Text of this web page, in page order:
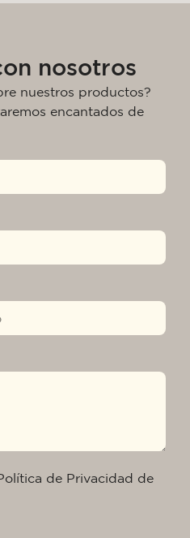
nosotros
nuestros productos?
encantados de
de Privacidad de